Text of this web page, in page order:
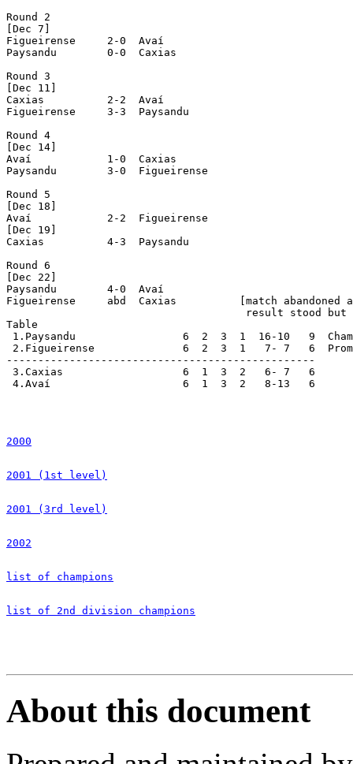
2000
2001 (1st level)
2001 (3rd level)
2002
list of champions
list of 2nd division champions
About this document